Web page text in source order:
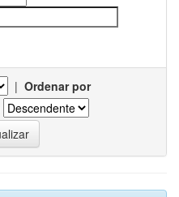
| Ordenar por